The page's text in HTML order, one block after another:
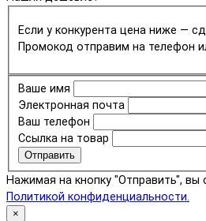
Если у конкурента цена ниже —
Промокод отправим на телефон
Ваше имя
Электронная почта
Ваш телефон
Ссылка на товар
Отправить
Нажимая на кнопку "Отправить", вы
Политикой конфиденциальности.
×